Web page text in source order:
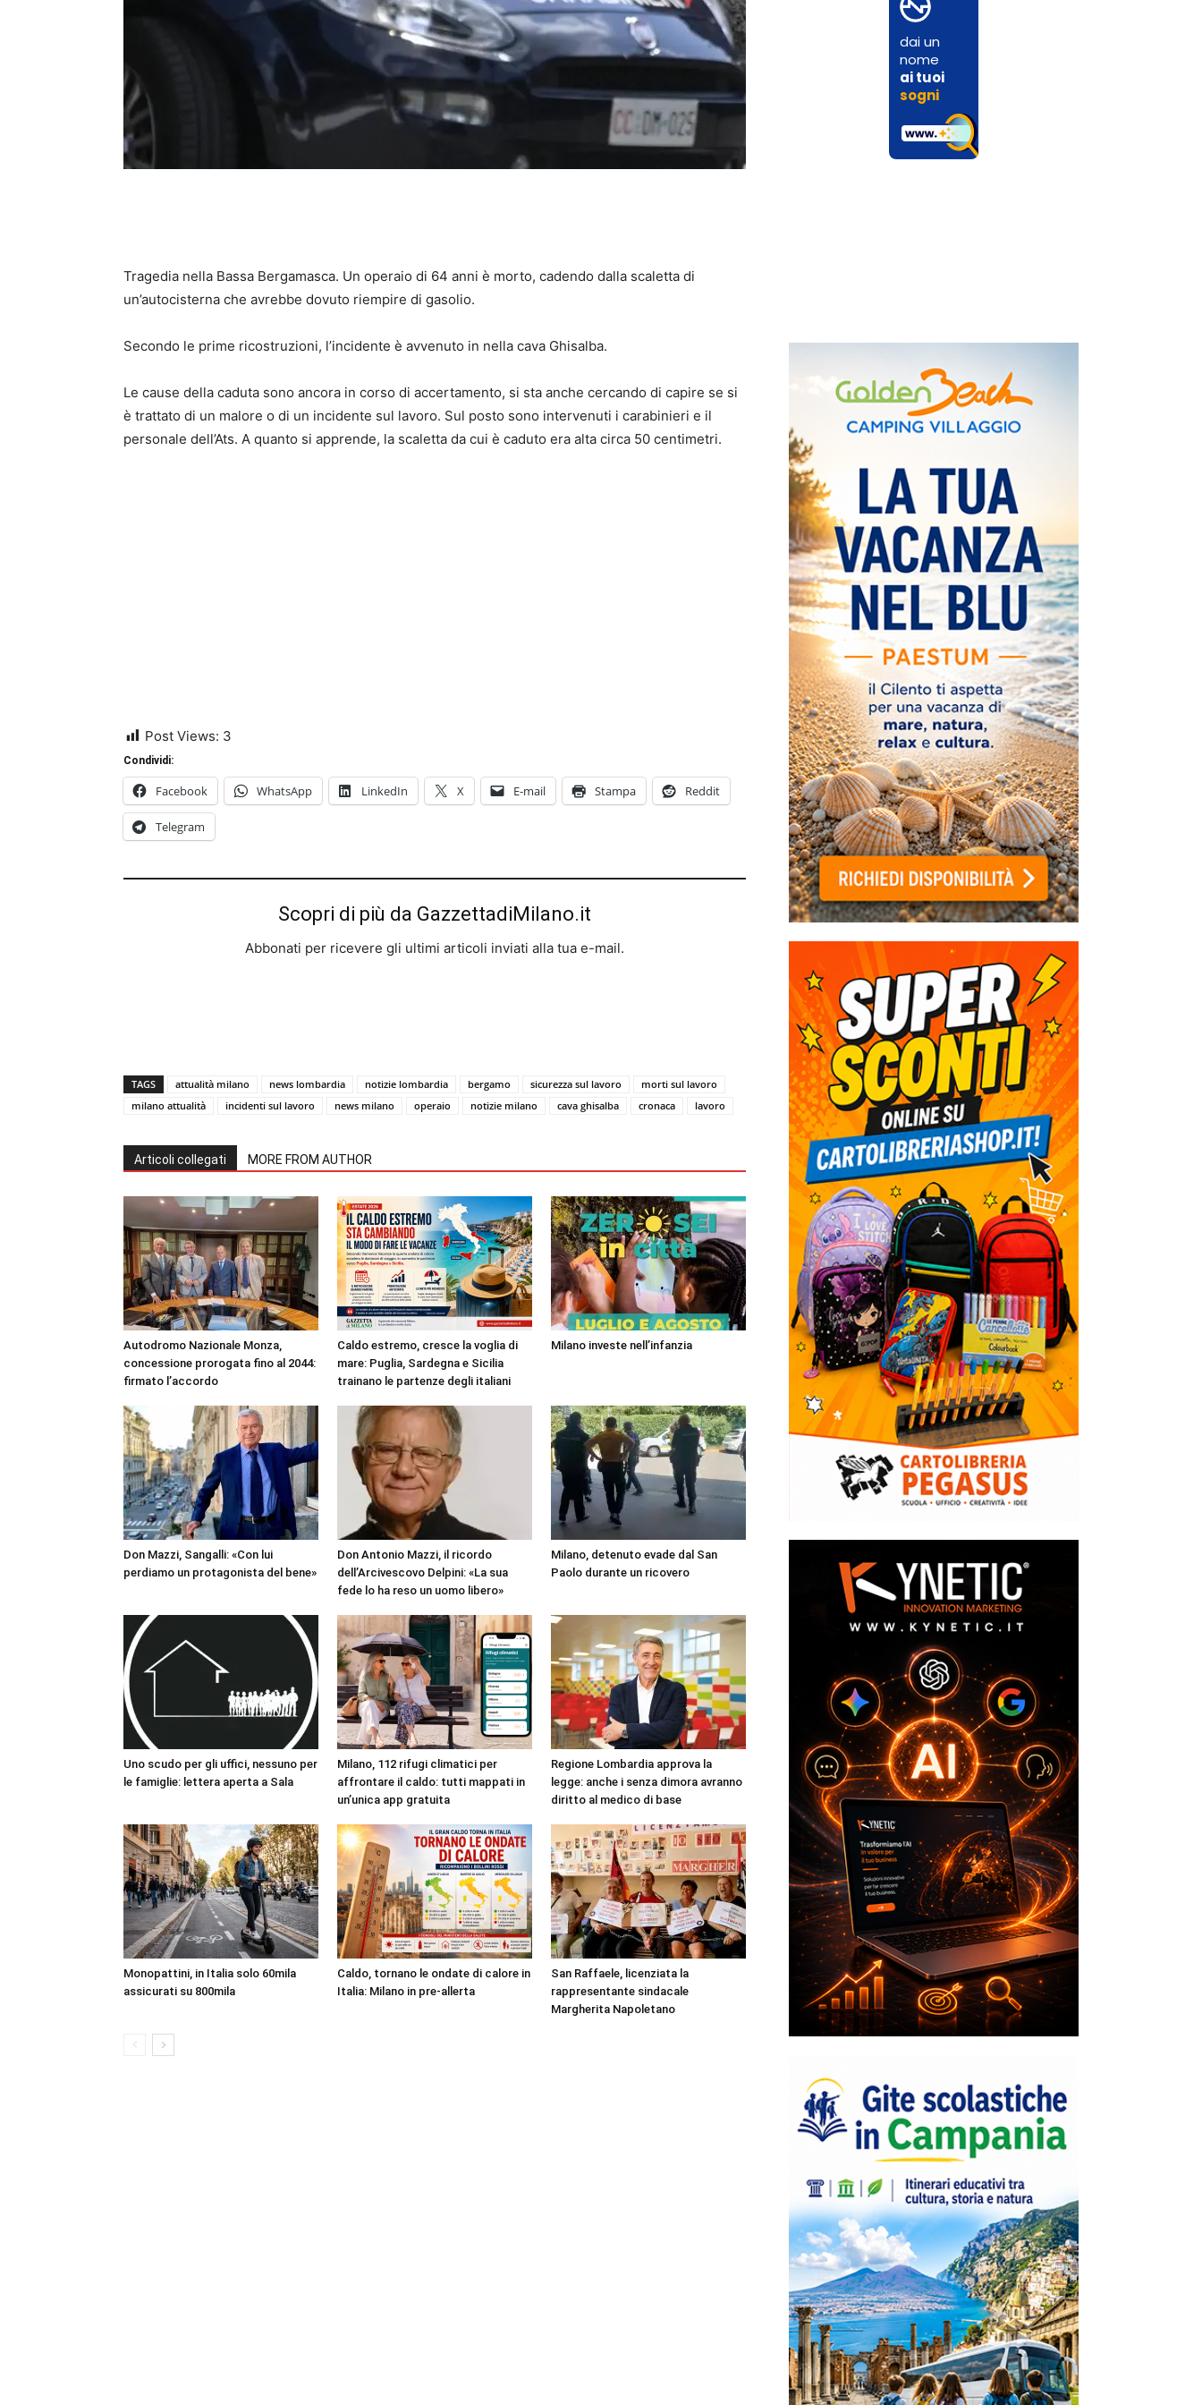
Tragedia nella Bassa Bergamasca. Un operaio di 64 anni è morto, cadendo dalla scaletta di
un’autocisterna che avrebbe dovuto riempire di gasolio.
Secondo le prime ricostruzioni, l’incidente è avvenuto in nella cava Ghisalba.
Le cause della caduta sono ancora in corso di accertamento, si sta anche cercando di capire se si
è trattato di un malore o di un incidente sul lavoro. Sul posto sono intervenuti i carabinieri e il
personale dell’Ats. A quanto si apprende, la scaletta da cui è caduto era alta circa 50 centimetri.
Post Views: 3
Condividi:
Facebook WhatsApp LinkedIn X E-mail Stampa Reddit
Telegram
Scopri di più da GazzettadiMilano.it
Abbonati per ricevere gli ultimi articoli inviati alla tua e-mail.
TAGS attualità milano news lombardia notizie lombardia bergamo sicurezza sul lavoro
morti sul lavoro
milano attualità
incidenti sul lavoro news milano operaio notizie milano cava ghisalba cronaca lavoro
Articoli collegati MORE FROM AUTHOR
Autodromo Nazionale Monza,
concessione prorogata fino al 2044:
firmato l’accordo
Caldo estremo, cresce la voglia di
mare: Puglia, Sardegna e Sicilia
trainano le partenze degli italiani
Milano investe nell’infanzia
Don Mazzi, Sangalli: «Con lui
perdiamo un protagonista del bene»
Don Antonio Mazzi, il ricordo
dell’Arcivescovo Delpini: «La sua
fede lo ha reso un uomo libero»
Milano, detenuto evade dal San
Paolo durante un ricovero
Uno scudo per gli uffici, nessuno per
le famiglie: lettera aperta a Sala
Milano, 112 rifugi climatici per
affrontare il caldo: tutti mappati in
un’unica app gratuita
Regione Lombardia approva la
legge: anche i senza dimora avranno
diritto al medico di base
Monopattini, in Italia solo 60mila
assicurati su 800mila
Caldo, tornano le ondate di calore in
Italia: Milano in pre-allerta
San Raffaele, licenziata la
rappresentante sindacale
Margherita Napoletano